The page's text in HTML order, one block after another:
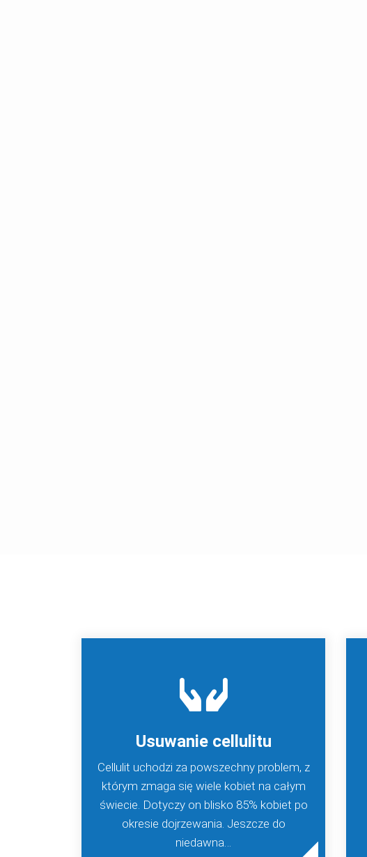
Usuwanie cellulitu
Cellulit uchodzi za powszechny problem, z
którym zmaga się wiele kobiet na całym
świecie. Dotyczy on blisko 85% kobiet po
okresie dojrzewania. Jeszcze do
niedawna…